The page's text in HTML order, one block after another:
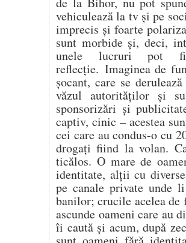
vehiculează la tv și pe
imprecis și foarte
sunt morbide și, deci,
unele lucruri pot
reflecție. Imaginea de
șocant, care se
văzul autorităților și
sponsorizări și
captiv, cinic – acestea
cei care au condus-o cu
drogați fiind la volan.
ticălos. O mare de
identitate, alții cu
pe canale private unde
banilor; crucile acelea de
ascunde oameni care au
îi caută și acum, după